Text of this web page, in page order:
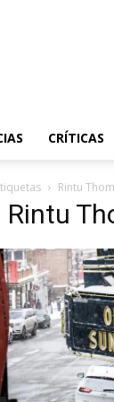
CRÍTICAS
Rintu
Rintu